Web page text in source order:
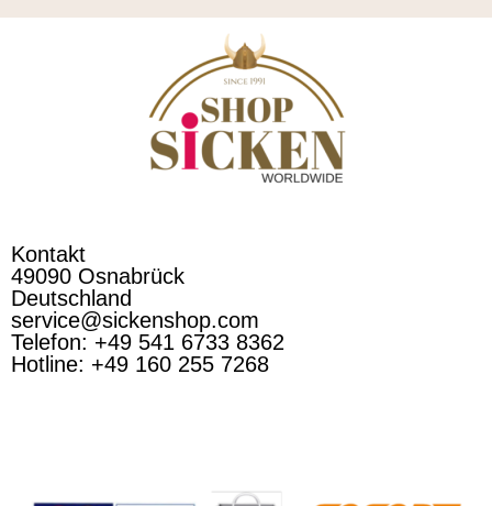
Kontakt
49090 Osnabrück
Deutschland
service@sickenshop.com
Telefon: +49 541 6733 8362
Hotline: +49 160 255 7268